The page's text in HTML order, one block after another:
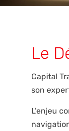
Le
Capital
son
L’enjeu